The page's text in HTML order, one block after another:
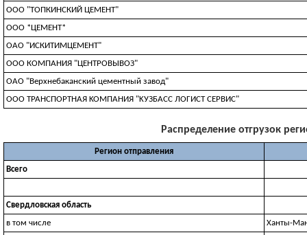
ООО "ТОПКИНСКИЙ ЦЕМЕНТ"
ООО *ЦЕМЕНТ*
ОАО "ИСКИТИМЦЕМЕНТ"
ООО КОМПАНИЯ "ЦЕНТРОВЫВОЗ"
ОАО "Верхнебаканский цементный завод"
OOO TPAHCПOPTHAЯ KOMПAHИЯ "KУЗБACC ЛOГИCT CEPBИC"
Распределение отгрузок
Регион отправления
Всего
Свердловская область
в том числе
Ханты-